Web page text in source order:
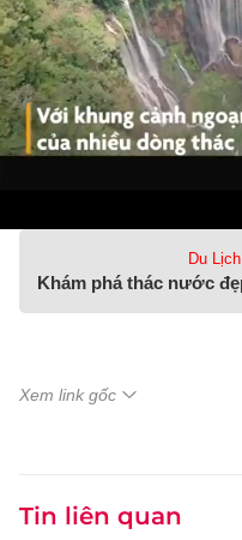
Du Lịch
Khám phá thác nước
Xem link gốc
Tin liên quan